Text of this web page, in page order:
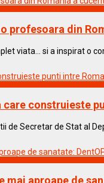
profesoara din
viata… si a inspirat o
construieste
de Secretar de Stat al
mai aproape de